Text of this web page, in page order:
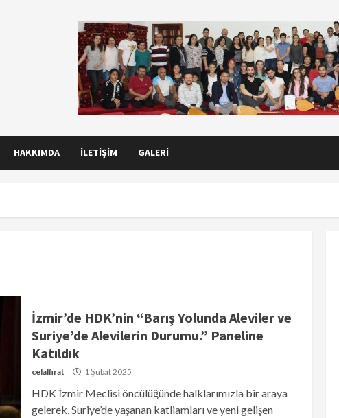
HAKKIMDA İLETIŞIM GALERI
İzmir’de HDK’nin “Barış Yolunda Aleviler ve
Suriye’de Alevilerin Durumu.” Paneline
Katıldık
celalfirat 1 Şubat 2025
HDK İzmir Meclisi öncülüğünde halklarımızla bir araya
gelerek, Suriye’de yaşanan katliamları ve yeni gelişen